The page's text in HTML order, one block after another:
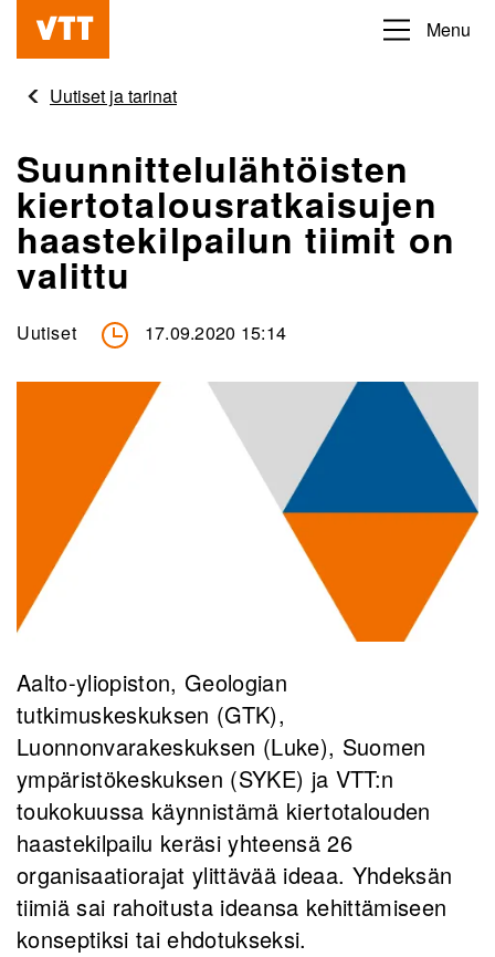
Hyppää
pääsisältöön
Beyond
obvious
Menu
Uutiset ja tarinat
Suunnittelulähtöisten
kiertotalousratkaisujen
haastekilpailun tiimit on
valittu
Uutiset 17.09.2020 15:14
Aalto-yliopiston, Geologian
tutkimuskeskuksen (GTK),
Luonnonvarakeskuksen (Luke), Suomen
ympäristökeskuksen (SYKE) ja VTT:n
toukokuussa käynnistämä kiertotalouden
haastekilpailu keräsi yhteensä 26
organisaatiorajat ylittävää ideaa. Yhdeksän
tiimiä sai rahoitusta ideansa kehittämiseen
konseptiksi tai ehdotukseksi.